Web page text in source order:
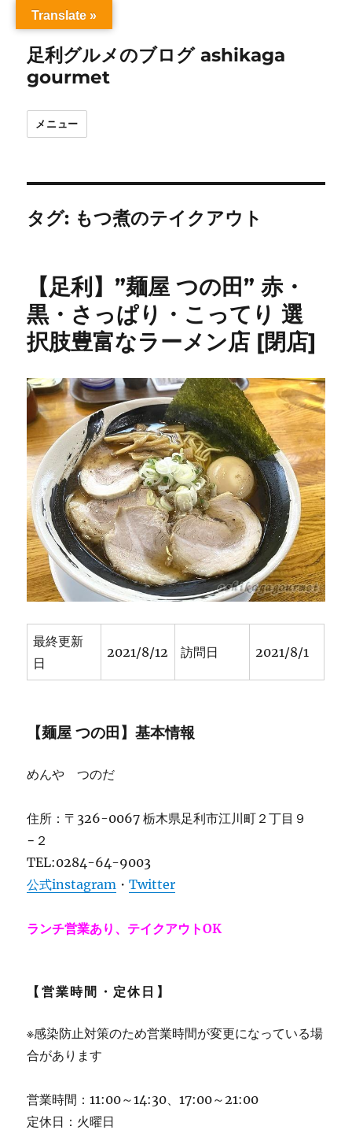
足利グルメのブログ ashikaga
gourmet
メニュー
タグ: もつ煮のテイクアウト
【足利】”麺屋 つの田” 赤・
黒・さっぱり・こってり 選
択肢豊富なラーメン店 [閉店]
最終更新
日
2021/8/12 訪問日 2021/8/1
【麺屋 つの田】基本情報
めんや つのだ
住所：〒326-0067 栃木県足利市江川町２丁目９
−２
TEL:0284-64-9003
公式instagram ・Twitter
ランチ営業あり、テイクアウトOK
【営業時間・定休日】
※感染防止対策のため営業時間が変更になっている場
合があります
営業時間：11:00～14:30、17:00～21:00
定休日：火曜日
Translate »